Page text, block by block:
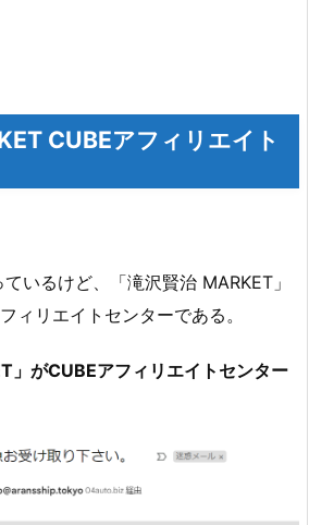
CUBEアフィリエイト
いるけど、「滝沢賢治 MARKET」
ィリエイトセンターである。
」がCUBEアフィリエイトセンター